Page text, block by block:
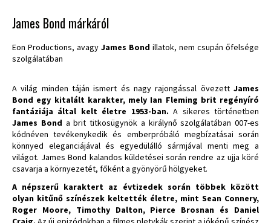
James Bond márkáról
Eon Productions, avagy James Bond illatok, nem csupán őfelsége
szolgálatában
A világ minden táján ismert és nagy rajongással övezett James
Bond egy kitalált karakter, mely Ian Fleming brit regényíró
fantáziája által kelt életre 1953-ban.A sikeres történetben
James Bond a brit titkosügynök a királynő szolgálatában 007-es
kódnéven tevékenykedik és emberpróbáló megbízatásai során
könnyed eleganciájával és egyedülálló sármjával menti meg a
világot. James Bond kalandos küldetései során rendre az ujja köré
csavarja a környezetét, főként a gyönyörű hölgyeket.
A népszerű karaktert az évtizedek során többek között
olyan kitűnő színészek keltették életre, mint Sean Connery,
Roger Moore, Timothy Dalton, Pierce Brosnan és Daniel